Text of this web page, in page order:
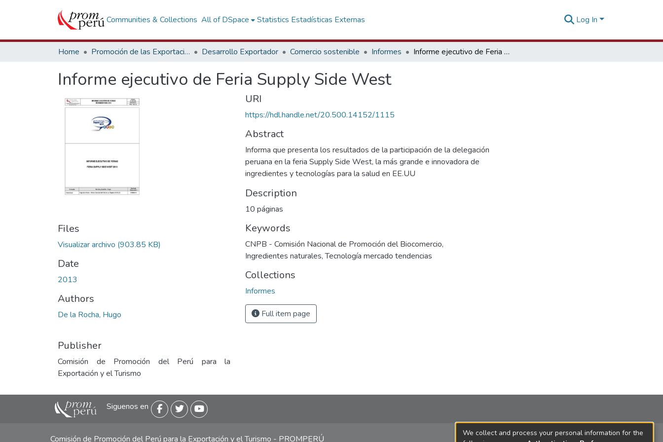
Communities & Collections All of DSpace Statistics Estadísticas Externas Log In
Home Promoción de las Exportaciones Desarrollo Exportador Comercio sostenible Informes Informe ejecutivo de Feria Supply Side West
Informe ejecutivo de Feria Supply Side West
Files
Visualizar archivo (903.85 KB)
Date
2013
Authors
De la Rocha, Hugo
Publisher
Comisión de Promoción del Perú para la
Exportación y el Turismo
URI
https://hdl.handle.net/20.500.14152/1115
Abstract
Informa que presenta los resultados de la participación de la delegación
peruana en la feria Supply Side West, la más grande e innovadora de
ingredientes y tecnologías para la salud en EE.UU
Description
10 páginas
Keywords
CNPB - Comisión Nacional de Promoción del Biocomercio,
Ingredientes naturales,Tecnología mercado tendencias
Collections
Informes
Full item page
Siguenos en
Comisión de Promoción del Perú para la Exportación y el Turismo - PROMPERÚ
We collect and process your personal information for the